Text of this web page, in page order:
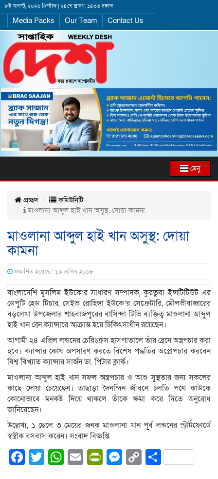
৮ই আগস্ট, ২০২৬ খ্রিস্টাব্দ | ২৪শে শ্রাবণ, ১৪৩৩ বঙ্গাব্দ
Media Packs Our Team Contact Us
মেনু
প্রচ্ছদ
কমিউনিটি
মাওলানা আব্দুল হাই খান অসুস্থ: দোয়া কামনা
মাওলানা আব্দুল হাই খান অসুস্থ: দোয়া
কামনা
প্রকাশিত হয়েছে : ১৯ এপ্রিল ২০১৮
বাংলাদেশি মুসলিম ইউকে’র সাধারণ সম্পাদক, কুরতুবা ইন্সটিটিউট এর
ডেপুটি হেড টিচার, সেইভ রোহিঙ্গা ইউকে’র সেক্রেটারি, মৌলভীবাজারের
বড়লেখা উপজেলার শাহবাজপুরের বাসিন্দা টিভি ব্যক্তিত্ব মাওলানা আব্দুল
হাই খান ব্রেন ক্যান্সারে আক্রান্ত হয়ে চিকিৎসাধীন রয়েছেন।
আগামী ২৪ এপ্রিল লন্ডনের চেরিংক্রস হাসপাতালে তাঁর ব্রেনে অস্ত্রপচার করা
হবে। ক্যান্সার কোষ অপসারণ করতে বিশেষ পদ্ধতির অস্ত্রোপচার করবেন
বিশ্ব বিখ্যাত ক্যান্সার সার্জন ডা. পিটার ক্লার্ক।
মাওলানা আব্দুল হাই খান সফল অস্ত্রপচার ও আশু সুস্থতার জন্য সকলের
কাছে দোয়া চেয়েছেন। তাছাড়া দৈনন্দিন জীবনে চলতি পথে কাউকে
কোনোভাবে মনকষ্ট দিয়ে থাকলে তাঁকে ক্ষমা করে দিতে অনুরোধ
জানিয়েছেন।
উল্লেখ্য, ১ ছেলে ৩ মেয়ের জনক মাওলানা খান পূর্ব লন্ডনের স্ট্রার্টফোর্ডে
স্বস্ত্রীক বসবাস করেন। সংবাদ বিজ্ঞপ্তি
Facebook
Twitter
WhatsApp
EmailPrintFriendly
Messenger
CopyShare